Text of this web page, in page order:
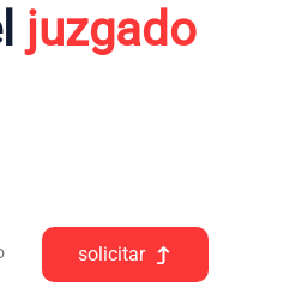
juzgado
solicitar